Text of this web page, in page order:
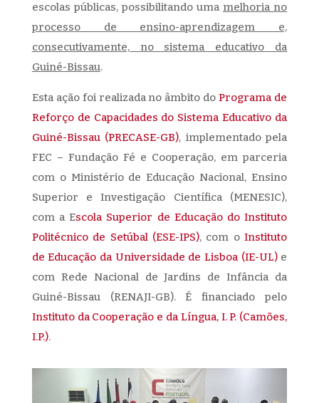
escolas públicas, possibilitando uma melhoria no
processo de ensino-aprendizagem e,
consecutivamente, no sistema educativo da
Guiné-Bissau.
Esta ação foi realizada no âmbito doPrograma de
Reforço de Capacidades do Sistema Educativo da
Guiné-Bissau (PRECASE-GB), implementado pela
FEC – Fundação Fé e Cooperação, em parceria
com o Ministério de Educação Nacional, Ensino
Superior e Investigação Científica (MENESIC),
com a Escola Superior de Educação do Instituto
Politécnico de Setúbal (ESE-IPS), com oInstituto
de Educação da Universidade de Lisboa (IE-UL)e
com Rede Nacional de Jardins de Infância da
Guiné-Bissau (RENAJI-GB). É financiado pelo
Instituto da Cooperação e da Língua, I. P. (Camões,
I.P.).